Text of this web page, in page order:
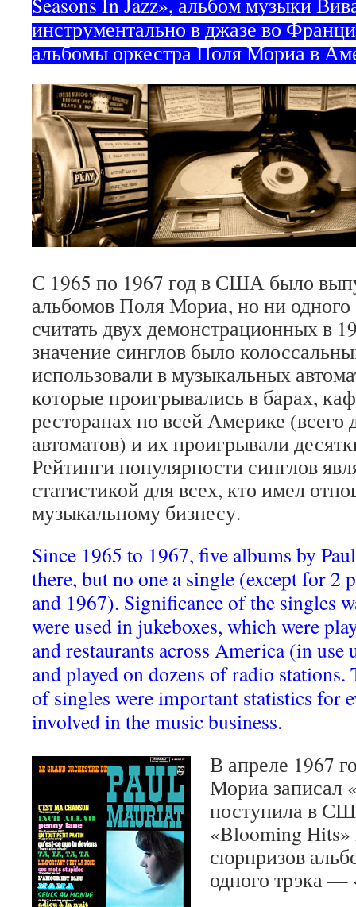
инструментально в джазе во
альбомы оркестра Поля Мориа в
С 1965 по 1967 год в США было
альбомов Поля Мориа, но ни одного
считать двух демонстрационных в
значение синглов было
использовали в музыкальных
которые проигрывались в барах,
ресторанах по всей Америке
автоматов) и их проигрывали
Рейтинги популярности синглов
статистикой для всех, кто имел
музыкальному бизнесу.
Since 1965 to 1967, five albums by
there, but no one a single (except for 2
and 1967). Significance of the singles
were used in jukeboxes, which were
and restaurants across America (in
and played on dozens of radio
of singles were important statistics for
involved in the music business.
В апреле 1967
Мориа записал
поступила в
«Blooming Hits»
сюрпризов
одного трэка —